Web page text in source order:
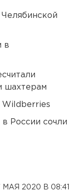
Челябинской
в
шахтерам
Wildberries
России сочли
МАЯ 2020 В 08:41